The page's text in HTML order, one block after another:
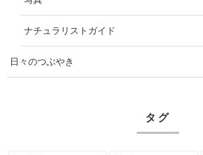
ナチュラリストガイド
日々のつぶやき
タグ